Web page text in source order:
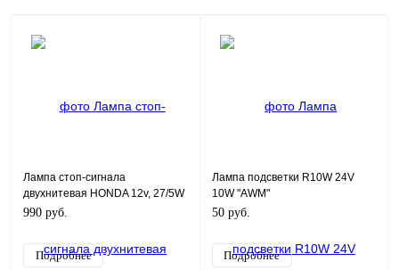
Лампа стоп-сигнала
двухнитевая HONDA 12v, 27/5W
990 руб.
Подробнее
Лампа подсветки R10W 24V
10W "AWM"
50 руб.
Подробнее